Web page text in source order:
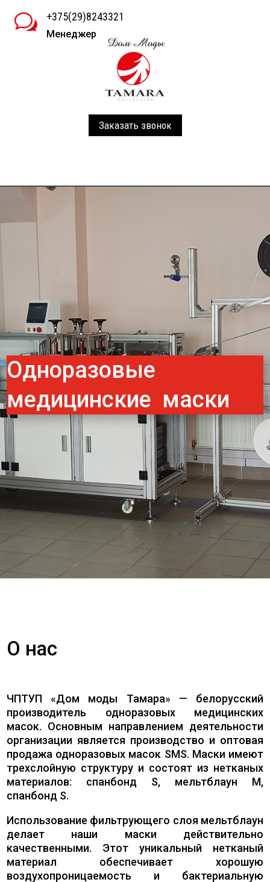
w +375(29)8243321
Менеджер
Заказать звонок
Одноразовые
медицинские маски
О нас
ЧПТУП «Дом моды Тамара» — белорусский
производитель одноразовых медицинских
масок. Основным направлением деятельности
организации является производство и оптовая
продажа одноразовых масок SMS. Маски имеют
трехслойную структуру и состоят из нетканых
материалов: спанбонд S, мельтблаун M,
спанбонд S.
Использование фильтрующего слоя мельтблаун
делает наши маски действительно
качественными. Этот уникальный нетканый
материал обеспечивает хорошую
воздухопроницаемость и бактериальную